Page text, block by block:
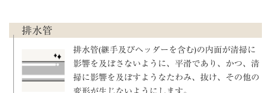
排水管
排水管(継手及びヘッダーを含む)の内面が清掃に
影響を及ぼさないように、平滑であり、かつ、清
掃に影響を及ぼすようなたわみ、抜け、その他の
変形が生じないようにします。